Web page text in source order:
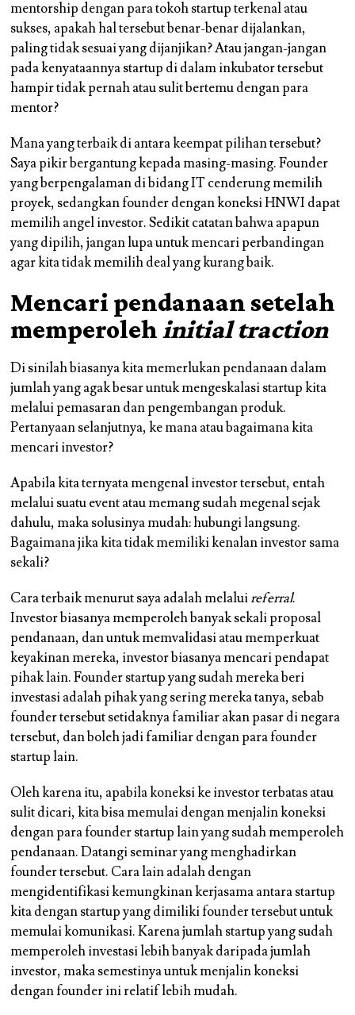
mentorship dengan para tokoh startup terkenal atau
sukses, apakah hal tersebut benar-benar dijalankan,
paling tidak sesuai yang dijanjikan? Atau jangan-jangan
pada kenyataannya startup di dalam inkubator tersebut
hampir tidak pernah atau sulit bertemu dengan para
mentor?
Mana yang terbaik di antara keempat pilihan tersebut?
Saya pikir bergantung kepada masing-masing. Founder
yang berpengalaman di bidang IT cenderung memilih
proyek, sedangkan founder dengan koneksi HNWI dapat
memilih angel investor. Sedikit catatan bahwa apapun
yang dipilih, jangan lupa untuk mencari perbandingan
agar kita tidak memilih deal yang kurang baik.
Mencari pendanaan setelah
memperolehinitial traction
Di sinilah biasanya kita memerlukan pendanaan dalam
jumlah yang agak besar untuk mengeskalasi startup kita
melalui pemasaran dan pengembangan produk.
Pertanyaan selanjutnya, ke mana atau bagaimana kita
mencari investor?
Apabila kita ternyata mengenal investor tersebut, entah
melalui suatu event atau memang sudah megenal sejak
dahulu, maka solusinya mudah: hubungi langsung.
Bagaimana jika kita tidak memiliki kenalan investor sama
sekali?
Cara terbaik menurut saya adalah melaluireferral.
Investor biasanya memperoleh banyak sekali proposal
pendanaan, dan untuk memvalidasi atau memperkuat
keyakinan mereka, investor biasanya mencari pendapat
pihak lain. Founder startup yang sudah mereka beri
investasi adalah pihak yang sering mereka tanya, sebab
founder tersebut setidaknya familiar akan pasar di negara
tersebut, dan boleh jadi familiar dengan para founder
startup lain.
Oleh karena itu, apabila koneksi ke investor terbatas atau
sulit dicari, kita bisa memulai dengan menjalin koneksi
dengan para founder startup lain yang sudah memperoleh
pendanaan. Datangi seminar yang menghadirkan
founder tersebut. Cara lain adalah dengan
mengidentifikasi kemungkinan kerjasama antara startup
kita dengan startup yang dimiliki founder tersebut untuk
memulai komunikasi. Karena jumlah startup yang sudah
memperoleh investasi lebih banyak daripada jumlah
investor, maka semestinya untuk menjalin koneksi
dengan founder ini relatif lebih mudah.